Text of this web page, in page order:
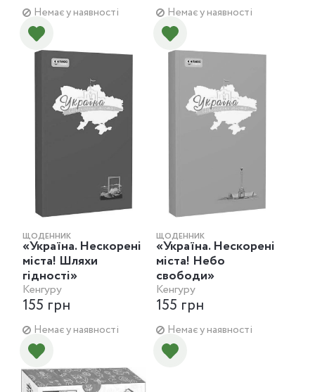
Немає у наявності Немає у наявності
ЩОДЕННИК
«Україна. Нескорені
міста! Шляхи
гідності»
Кенгуру
155 грн
Немає у наявності
ЩОДЕННИК
«Україна. Нескорені
міста! Небо
свободи»
Кенгуру
155 грн
Немає у наявності